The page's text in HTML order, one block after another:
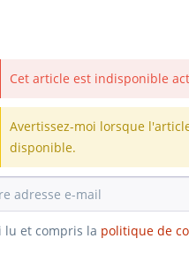
Cet article est indisponible
Avertissez-moi lorsque
disponible.
lu et compris la politique de